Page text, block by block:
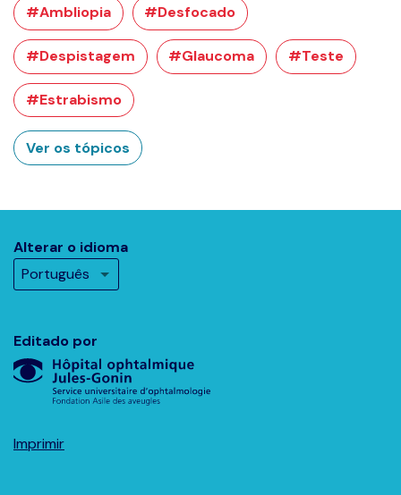
#Ambliopia #Desfocado
#Despistagem #Glaucoma #Teste
#Estrabismo
Ver os tópicos
Editado por
Imprimir
Alterar o idioma